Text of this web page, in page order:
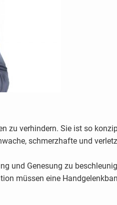
zu verhindern. Sie ist so
schmerzhafte und
und Genesung zu
müssen eine